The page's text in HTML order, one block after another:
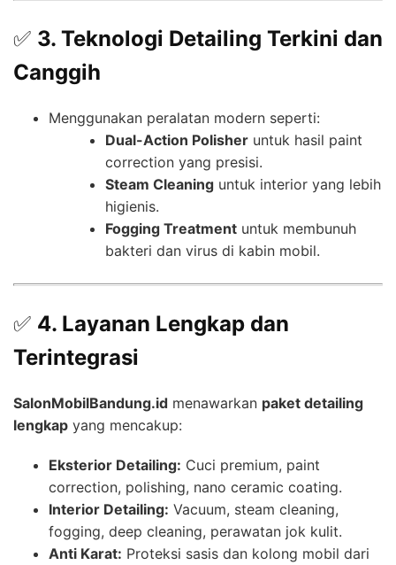
✅ 3. Teknologi Detailing Terkini dan
Canggih
Menggunakan peralatan modern seperti:
Dual-Action Polisher untuk hasil paint
correction yang presisi.
Steam Cleaning untuk interior yang lebih
higienis.
Fogging Treatment untuk membunuh
bakteri dan virus di kabin mobil.
✅ 4. Layanan Lengkap dan
Terintegrasi
SalonMobilBandung.id menawarkan paket detailing
lengkap yang mencakup:
Eksterior Detailing: Cuci premium, paint
correction, polishing, nano ceramic coating.
Interior Detailing: Vacuum, steam cleaning,
fogging, deep cleaning, perawatan jok kulit.
Anti Karat: Proteksi sasis dan kolong mobil dari